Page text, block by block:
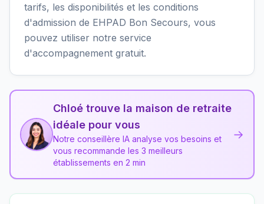
tarifs, les disponibilités et les conditions
d'admission de EHPAD Bon Secours, vous
pouvez utiliser notre service
d'accompagnement gratuit.
Chloé trouve la maison de retraite
idéale pour vous
Notre conseillère IA analyse vos besoins et
vous recommande les 3 meilleurs
établissements en 2 min
→